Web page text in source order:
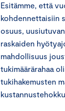
Esitämme, että
kohdennettaisiin
osuus,
raskaiden
mahdollisuus
tukimäärärahaa
tukihakemusten